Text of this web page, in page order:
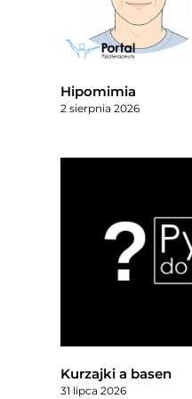
Hipomimia
2 sierpnia 2026
Kurzajki a basen
31 lipca 2026